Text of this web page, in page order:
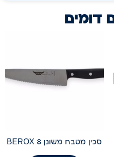
דומים
סכין מטבח משונן 8 BEROX